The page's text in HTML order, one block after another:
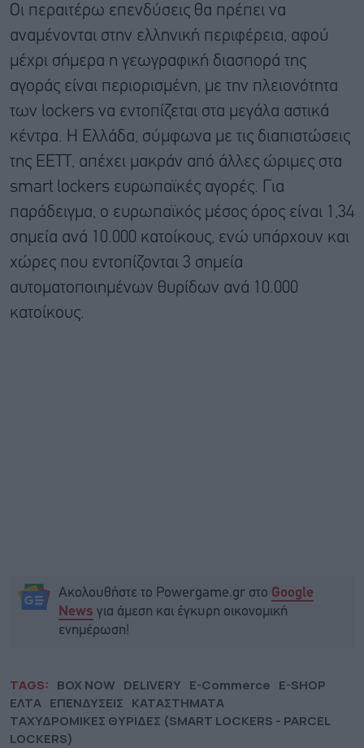
Οι περαιτέρω επενδύσεις θα πρέπει να
αναμένονται στην ελληνική περιφέρεια, αφού
μέχρι σήμερα η γεωγραφική διασπορά της
αγοράς είναι περιορισμένη, με την πλειονότητα
των lockers να εντοπίζεται στα μεγάλα αστικά
κέντρα. Η Ελλάδα, σύμφωνα με τις διαπιστώσεις
της ΕΕΤΤ, απέχει μακράν από άλλες ώριμες στα
smart lockers ευρωπαϊκές αγορές. Για
παράδειγμα, ο ευρωπαϊκός μέσος όρος είναι 1,34
σημεία ανά 10.000 κατοίκους, ενώ υπάρχουν και
χώρες που εντοπίζονται 3 σημεία
αυτοματοποιημένων θυρίδων ανά 10.000
κατοίκους.
Ακολουθήστε το Powergame.gr στο Google
News για άμεση και έγκυρη οικονομική
ενημέρωση!
TAGS: BOX NOW DELIVERY E-Commerce E-SHOP
ΕΛΤΑ ΕΠΕΝΔΥΣΕΙΣ ΚΑΤΑΣΤΗΜΑΤΑ
ΤΑΧΥΔΡΟΜΙΚΕΣ ΘΥΡΙΔΕΣ (SMART LOCKERS - PARCEL
LOCKERS)